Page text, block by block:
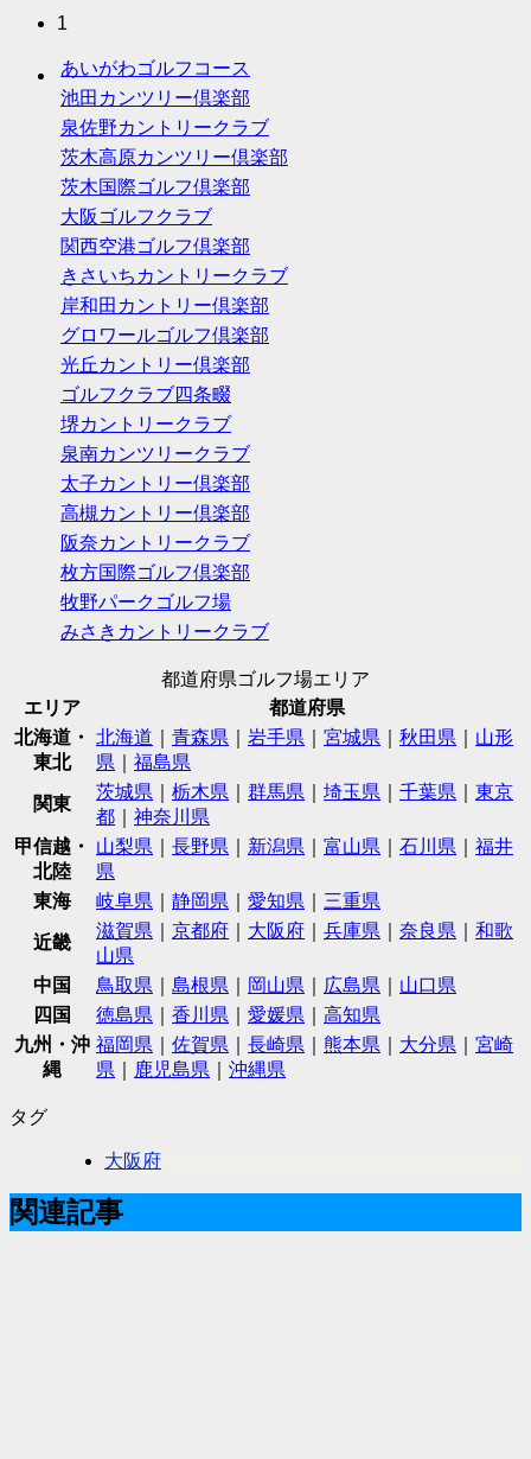
1
あいがわゴルフコース
池田カンツリー倶楽部
泉佐野カントリークラブ
茨木高原カンツリー倶楽部
茨木国際ゴルフ倶楽部
大阪ゴルフクラブ
関西空港ゴルフ倶楽部
きさいちカントリークラブ
岸和田カントリー倶楽部
グロワールゴルフ倶楽部
光丘カントリー倶楽部
ゴルフクラブ四条畷
堺カントリークラブ
泉南カンツリークラブ
太子カントリー倶楽部
高槻カントリー倶楽部
阪奈カントリークラブ
枚方国際ゴルフ倶楽部
牧野パークゴルフ場
みさきカントリークラブ
都道府県ゴルフ場エリア
エリア
都道府県
北海道・
東北
北海道 青森県 岩手県 宮城県 秋田県
山形
県
福島県
関東
茨城県 栃木県 群馬県 埼玉県 千葉県
東京
都
神奈川県
甲信越・
北陸
山梨県 長野県 新潟県 富山県 石川県
福井
県
東海
岐阜県 静岡県 愛知県 三重県
近畿
滋賀県 京都府 大阪府 兵庫県 奈良県
和歌
山県
中国
鳥取県 島根県 岡山県 広島県
山口県
四国
徳島県 香川県 愛媛県
高知県
九州・沖
縄
福岡県 佐賀県 長崎県 熊本県 大分県
宮崎
県
鹿児島県 沖縄県
タグ
大阪府
関連記事